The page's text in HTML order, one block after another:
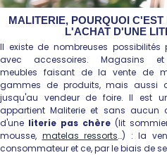
MALITERIE, POURQUOI
L'ACHAT D'UNE
Il existe de nombreuses possibilités
avec accessoires. Magasins
meubles faisant de la vente de
gammes de produits, mais aussi
jusqu'au vendeur de foire. Il est
appartient Maliterie et sans
d'une literie pas chère(lit
mousse, matelas ressorts…) : la
consommateur et ce, par le biais de